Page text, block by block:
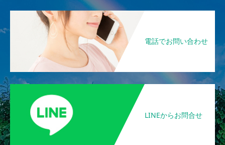
電話でお問い合わせ
LINEからお問合せ